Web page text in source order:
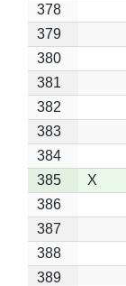
378
379
380
381
382
383
384
385
X
386
387
388
389